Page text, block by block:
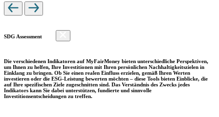
SDG Assessment
Die verschiedenen Indikatoren auf MyFairMoney bieten unterschiedliche Perspektiven,
um Ihnen zu helfen, Ihre Investitionen mit Ihren persönlichen Nachhaltigkeitszielen in
Einklang zu bringen. Ob Sie einen realen Einfluss erzielen, gemäß Ihren Werten
investieren oder die ESG-Leistung bewerten möchten – diese Tools bieten Einblicke, die
auf Ihre spezifischen Ziele zugeschnitten sind. Das Verständnis des Zwecks jedes
Indikators kann Sie dabei unterstützen, fundierte und sinnvolle
Investitionsentscheidungen zu treffen.